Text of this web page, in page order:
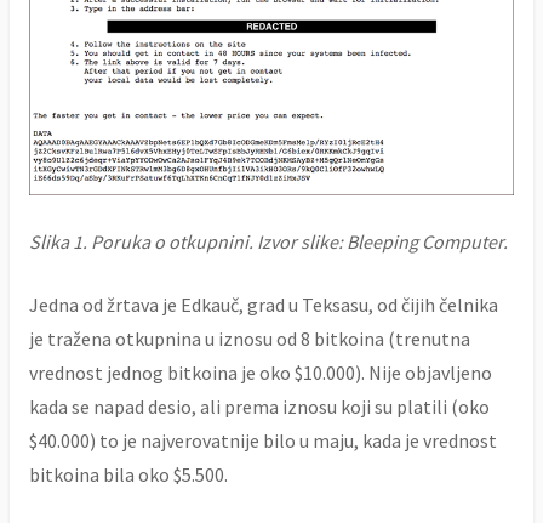
Slika 1. Poruka o otkupnini. Izvor slike: Bleeping Computer.
Jedna od žrtava je Edkauč, grad u Teksasu, od čijih čelnika
je tražena otkupnina u iznosu od 8 bitkoina (trenutna
vrednost jednog bitkoina je oko $10.000). Nije objavljeno
kada se napad desio, ali prema iznosu koji su platili (oko
$40.000) to je najverovatnije bilo u maju, kada je vrednost
bitkoina bila oko $5.500.